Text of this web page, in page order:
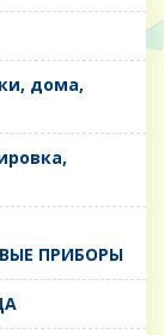
дома,
ПРИБОРЫ